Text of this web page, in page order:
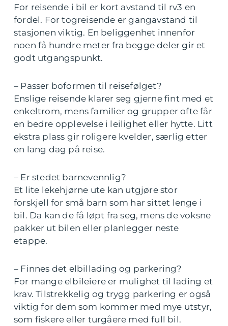
For reisende i bil er kort avstand til rv3 en
fordel. For togreisende er gangavstand til
stasjonen viktig. En beliggenhet innenfor
noen få hundre meter fra begge deler gir et
godt utgangspunkt.
– Passer boformen til reisefølget?
Enslige reisende klarer seg gjerne fint med et
enkeltrom, mens familier og grupper ofte får
en bedre opplevelse i leilighet eller hytte. Litt
ekstra plass gir roligere kvelder, særlig etter
en lang dag på reise.
– Er stedet barnevennlig?
Et lite lekehjørne ute kan utgjøre stor
forskjell for små barn som har sittet lenge i
bil. Da kan de få løpt fra seg, mens de voksne
pakker ut bilen eller planlegger neste
etappe.
– Finnes det elbillading og parkering?
For mange elbileiere er mulighet til lading et
krav. Tilstrekkelig og trygg parkering er også
viktig for dem som kommer med mye utstyr,
som fiskere eller turgåere med full bil.